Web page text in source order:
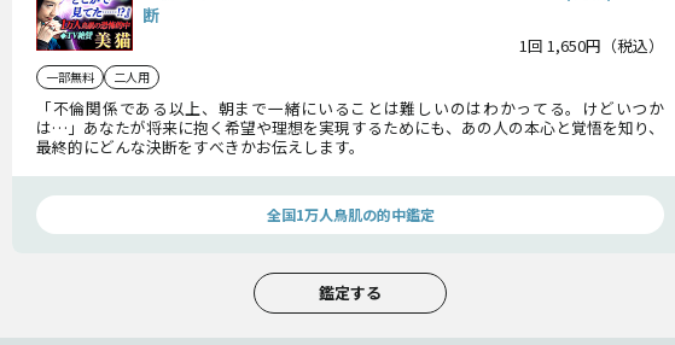
断
1回 1,650円（税込）
一部無料 二人用
「不倫関係である以上、朝まで一緒にいることは難しいのはわかってる。けどいつか
は…」あなたが将来に抱く希望や理想を実現するためにも、あの人の本心と覚悟を知り、
最終的にどんな決断をすべきかお伝えします。
全国1万人鳥肌の的中鑑定
鑑定する